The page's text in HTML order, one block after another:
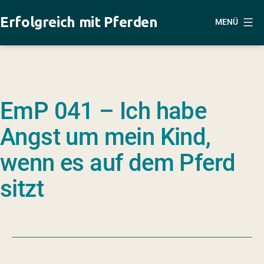
Inhalt
Erfolgreich mit Pferden MENÜ
EmP 041 – Ich habe
Angst um mein Kind,
wenn es auf dem Pferd
sitzt